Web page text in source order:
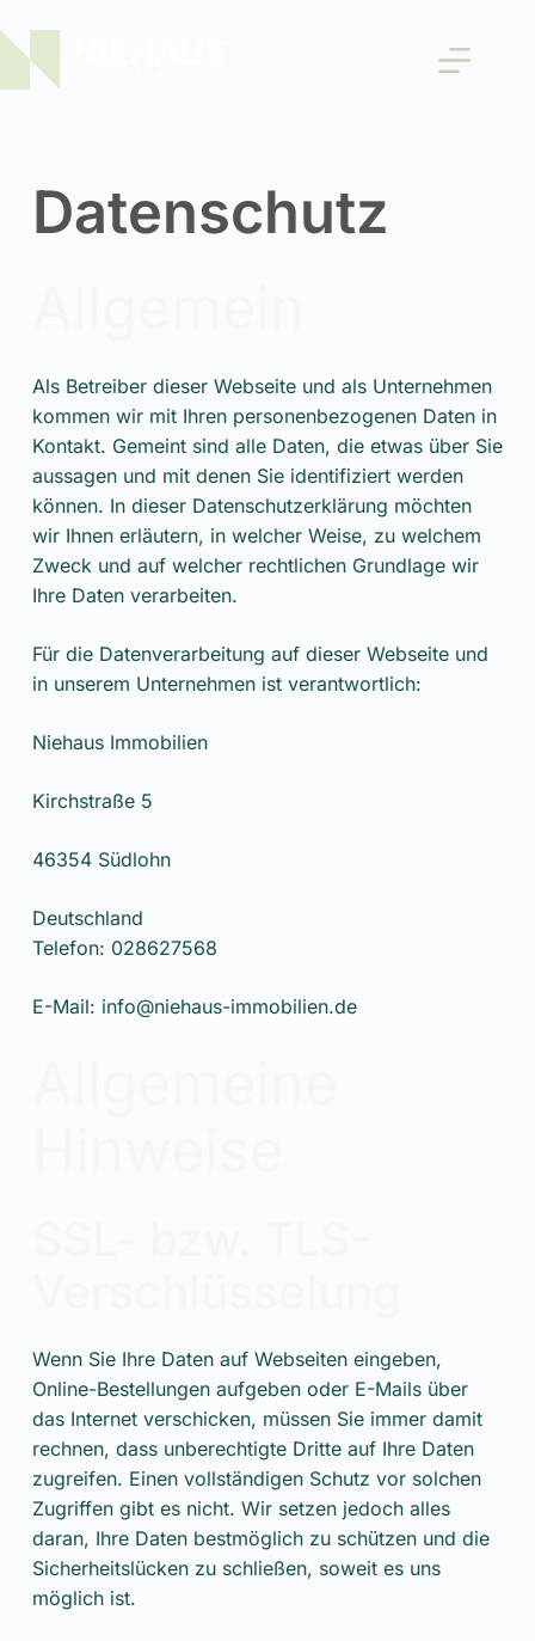
Datenschutz
Als Betreiber dieser Webseite und als Unternehmen
kommen wir mit Ihren personenbezogenen Daten in
Kontakt. Gemeint sind alle Daten, die etwas über Sie
aussagen und mit denen Sie identifiziert werden
können. In dieser Datenschutzerklärung möchten
wir Ihnen erläutern, in welcher Weise, zu welchem
Zweck und auf welcher rechtlichen Grundlage wir
Ihre Daten verarbeiten.
Für die Datenverarbeitung auf dieser Webseite und
in unserem Unternehmen ist verantwortlich:
Niehaus Immobilien
Kirchstraße 5
46354 Südlohn
Deutschland
Telefon: 028627568
E-Mail: info@niehaus-immobilien.de
Wenn Sie Ihre Daten auf Webseiten eingeben,
Online-Bestellungen aufgeben oder E-Mails über
das Internet verschicken, müssen Sie immer damit
rechnen, dass unberechtigte Dritte auf Ihre Daten
zugreifen. Einen vollständigen Schutz vor solchen
Zugriffen gibt es nicht. Wir setzen jedoch alles
daran, Ihre Daten bestmöglich zu schützen und die
Sicherheitslücken zu schließen, soweit es uns
möglich ist.